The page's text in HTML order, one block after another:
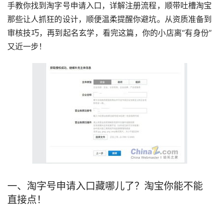
手教你找到淘字号申请入口，详解注册流程，顺带吐槽淘宝
那些让人抓狂的设计，顺便温柔提醒你避坑。从资质准备到
审核技巧，再到起名玄学，看完这篇，你的小店离“有身份”
又近一步！
一、淘字号申请入口藏哪儿了？淘宝你能不能
直接点！